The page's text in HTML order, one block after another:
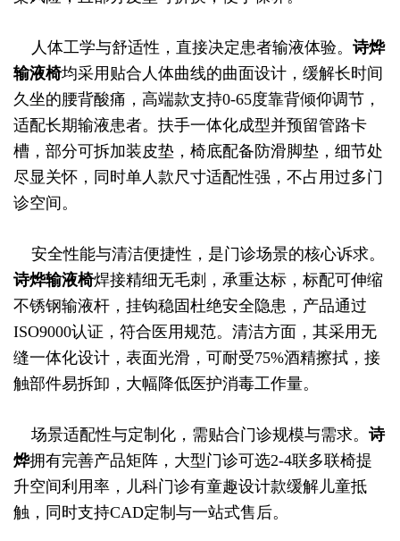
人体工学与舒适性，直接决定患者输液体验。 诗烨
输液椅均采用贴合人体曲线的曲面设计，缓解长时间
久坐的腰背酸痛，高端款支持0-65度靠背倾仰调节，
适配长期输液患者。扶手一体化成型并预留管路卡
槽，部分可拆加装皮垫，椅底配备防滑脚垫，细节处
尽显关怀，同时单人款尺寸适配性强，不占用过多门
诊空间。
安全性能与清洁便捷性，是门诊场景的核心诉求。
诗烨输液椅焊接精细无毛刺，承重达标，标配可伸缩
不锈钢输液杆，挂钩稳固杜绝安全隐患，产品通过
ISO9000认证，符合医用规范。清洁方面，其采用无
缝一体化设计，表面光滑，可耐受75%酒精擦拭，接
触部件易拆卸，大幅降低医护消毒工作量。
场景适配性与定制化，需贴合门诊规模与需求。 诗
烨拥有完善产品矩阵，大型门诊可选2-4联多联椅提
升空间利用率，儿科门诊有童趣设计款缓解儿童抵
触，同时支持CAD定制与一站式售后。